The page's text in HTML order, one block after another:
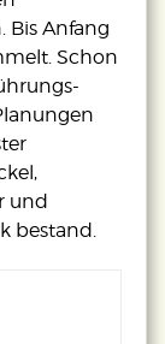
Bis Anfang
Schon
und
bestand.